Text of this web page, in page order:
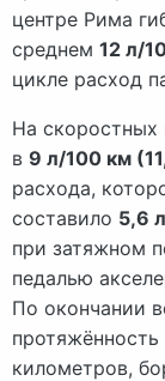
центре Рима
среднем 12 л/
цикле расход
На скоростных
в 9 л/100 км
расхода,
составило 5,6
при затяжном
педалью
По окончании
километров,